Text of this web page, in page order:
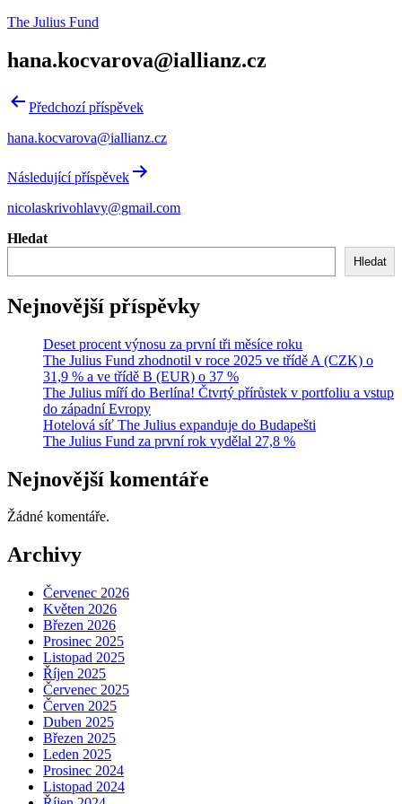
Přejít
obsahu
The Julius Fund
hana.kocvarova@iallianz.cz
Navigace
příspěvek
Předchozí příspěvek
hana.kocvarova@iallianz.cz
Následující příspěvek
nicolaskrivohlavy@gmail.com
Hledat
Hledat
Nejnovější příspěvky
Deset procent výnosu za první tři měsíce roku
The Julius Fund zhodnotil v roce 2025 ve třídě A (CZK) o
31,9 % a ve třídě B (EUR) o 37 %
The Julius míří do Berlína! Čtvrtý přírůstek v portfoliu a vstup
do západní Evropy
Hotelová síť The Julius expanduje do Budapešti
The Julius Fund za první rok vydělal 27,8 %
Nejnovější komentáře
Žádné komentáře.
Archivy
Červenec 2026
Květen 2026
Březen 2026
Prosinec 2025
Listopad 2025
Říjen 2025
Červenec 2025
Červen 2025
Duben 2025
Březen 2025
Leden 2025
Prosinec 2024
Listopad 2024